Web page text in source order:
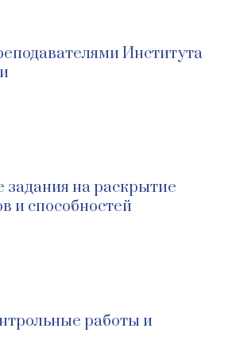
Института
задания на раскрытие
и способностей
работы и